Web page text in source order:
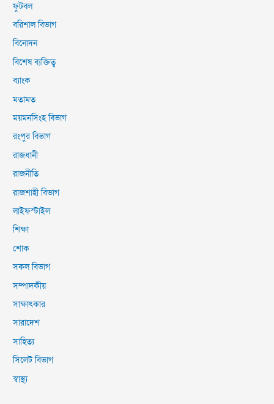
ফুটবল
বরিশাল বিভাগ
বিনোদন
বিশেষ ব্যক্তিত্ব
ব্যাংক
মতামত
ময়মনসিংহ বিভাগ
রংপুর বিভাগ
রাজধানী
রাজনীতি
রাজশাহী বিভাগ
লাইফস্টাইল
শিক্ষা
শোক
সকল বিভাগ
সম্পাদকীয়
সাক্ষাৎকার
সারাদেশ
সাহিত্য
সিলেট বিভাগ
স্বাস্থ্য